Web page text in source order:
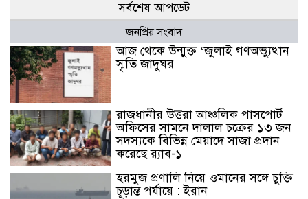
সর্বশেষ আপডেট
জনপ্রিয় সংবাদ
আজ থেকে উন্মুক্ত ‘জুলাই গণঅভ্যুত্থান
স্মৃতি জাদুঘর
রাজধানীর উত্তরা আঞ্চলিক পাসপোর্ট
অফিসের সামনে দালাল চক্রের ১৩ জন
সদস্যকে বিভিন্ন মেয়াদে সাজা প্রদান
করেছে র‌্যাব-১
হরমুজ প্রণালি নিয়ে ওমানের সঙ্গে চুক্তি
চূড়ান্ত পর্যায়ে : ইরান